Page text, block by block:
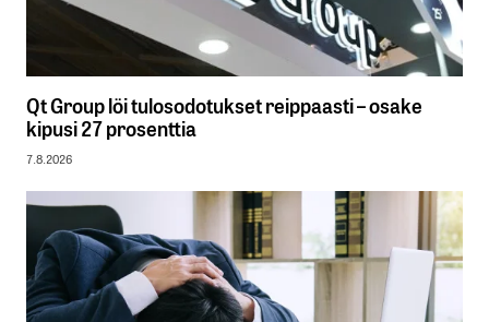
Qt Group löi tulosodotukset reippaasti – osake
kipusi 27 prosenttia
7.8.2026